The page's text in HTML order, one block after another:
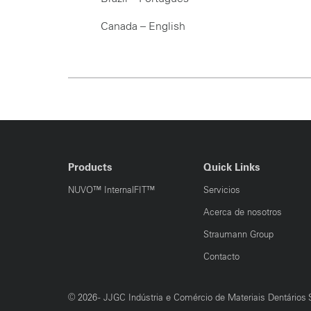
Canada – English
Products
NUVO™ InternalFIT™
Quick Links
Servicios
Acerca de nosotros
Straumann Group
Contacto
© 2026 - JJGC Indústria e Comércio de Materiais Dentários